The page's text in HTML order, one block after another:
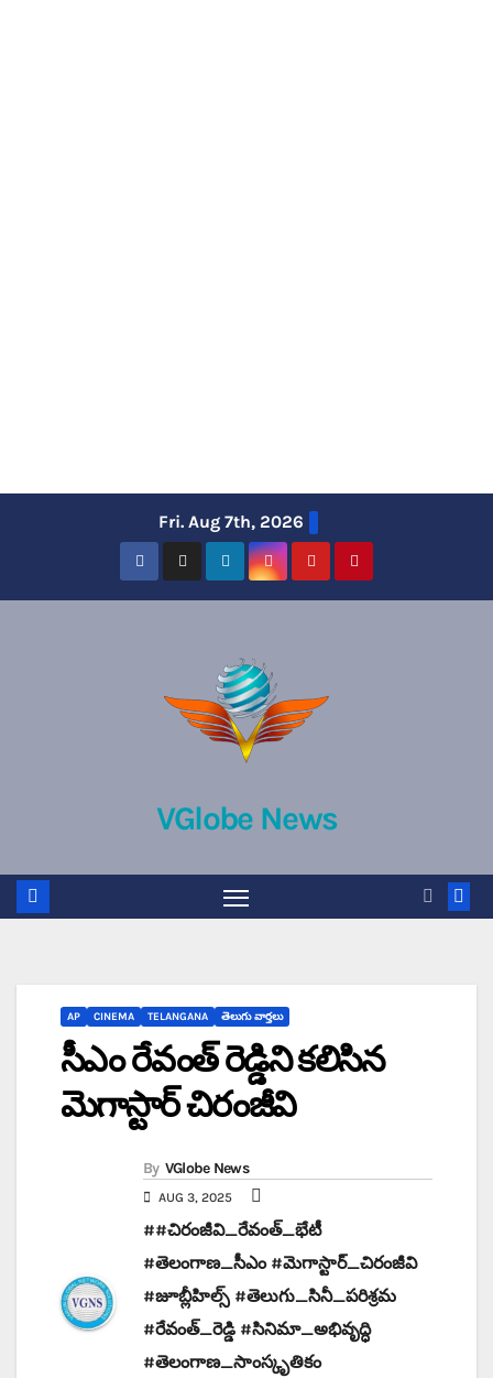
Fri. Aug 7th, 2026
VGlobe News
AP CINEMA TELANGANA తెలుగు వార్తలు
సీఎం రేవంత్ రెడ్డిని కలిసిన
మెగాస్టార్ చిరంజీవి
By VGlobe News
AUG 3, 2025
##చిరంజీవి_రేవంత్_భేటీ
#తెలంగాణ_సీఎం #మెగాస్టార్_చిరంజీవి
#జూబ్లీహిల్స్ #తెలుగు_సినీ_పరిశ్రమ
#రేవంత్_రెడ్డి #సినిమా_అభివృద్ధి
#తెలంగాణ_సాంస్కృతికం